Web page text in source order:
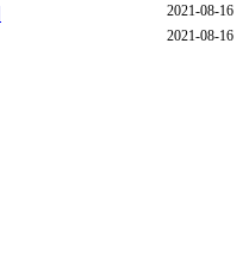
2021-08-16
2021-08-16